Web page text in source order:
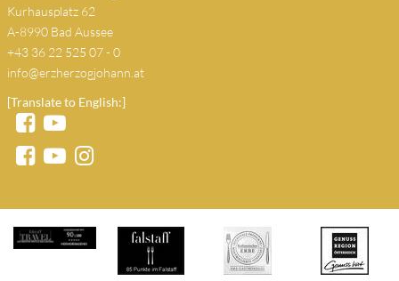
Kurhausplatz 62
A-8990 Bad Aussee
+43 36 22 525 07 - 0
info@erzherzogjohann.at
[Translate to English:]